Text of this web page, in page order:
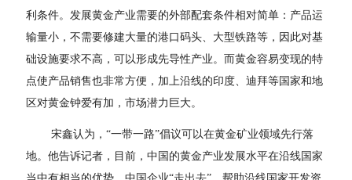
利条件。发展黄金产业需要的外部配套条件相对简单：产品运
输量小，不需要修建大量的港口码头、大型铁路等，因此对基
础设施要求不高，可以形成先导性产业。而黄金容易变现的特
点使产品销售也非常方便，加上沿线的印度、迪拜等国家和地
区对黄金钟爱有加，市场潜力巨大。
宋鑫认为，“一带一路”倡议可以在黄金矿业领域先行落
地。他告诉记者，目前，中国的黄金产业发展水平在沿线国家